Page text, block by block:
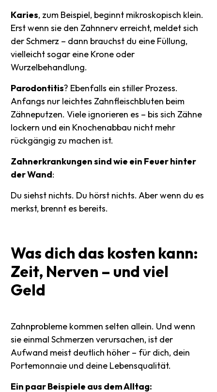
Karies, zum Beispiel, beginnt mikroskopisch klein.
Erst wenn sie den Zahnnerv erreicht, meldet sich
der Schmerz – dann brauchst du eine Füllung,
vielleicht sogar eine Krone oder
Wurzelbehandlung.
Parodontitis? Ebenfalls ein stiller Prozess.
Anfangs nur leichtes Zahnfleischbluten beim
Zähneputzen. Viele ignorieren es – bis sich Zähne
lockern und ein Knochenabbau nicht mehr
rückgängig zu machen ist.
Zahnerkrankungen sind wie ein Feuer hinter
der Wand:
Du siehst nichts. Du hörst nichts. Aber wenn du es
merkst, brennt es bereits.
Was dich das kosten kann:
Zeit, Nerven – und viel
Geld
Zahnprobleme kommen selten allein. Und wenn
sie einmal Schmerzen verursachen, ist der
Aufwand meist deutlich höher – für dich, dein
Portemonnaie und deine Lebensqualität.
Ein paar Beispiele aus dem Alltag: